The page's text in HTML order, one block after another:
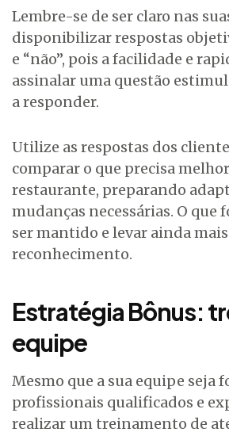
Lembre-se de ser claro nas
disponibilizar respostas
e “não”, pois a facilidade e
assinalar uma questão
a responder.
Utilize as respostas dos
comparar o que precisa
restaurante, preparando
mudanças necessárias. O que
ser mantido e levar ainda
reconhecimento.
Estratégia Bônus:
equipe
Mesmo que a sua equipe seja
profissionais qualificados e
realizar um treinamento de